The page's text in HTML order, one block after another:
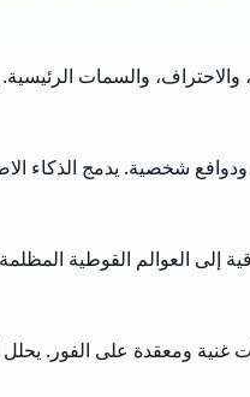
والسمات الرئيسية.
ودوافع شخصية. يدمج
إلى العوالم القوطية
ومعقدة على الفور.